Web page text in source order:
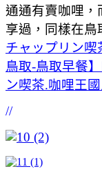
通通有賣咖哩，
享過，同樣在鳥
チャップリン喫
鳥取-鳥取早餐
ン喫茶.咖哩王
//